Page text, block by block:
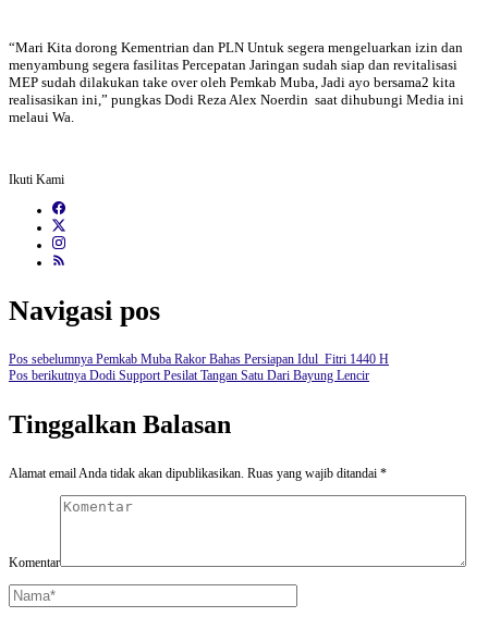
“Mari Kita dorong Kementrian dan PLN Untuk segera mengeluarkan izin dan
menyambung segera fasilitas Percepatan Jaringan sudah siap dan revitalisasi
MEP sudah dilakukan take over oleh Pemkab Muba, Jadi ayo bersama2 kita
realisasikan ini,” pungkas Dodi Reza Alex Noerdin saat dihubungi Media ini
melaui Wa.
Ikuti Kami
Navigasi pos
Pos sebelumnya Pemkab Muba Rakor Bahas Persiapan Idul Fitri 1440 H
Pos berikutnya Dodi Support Pesilat Tangan Satu Dari Bayung Lencir
Tinggalkan Balasan
Alamat email Anda tidak akan dipublikasikan. Ruas yang wajib ditandai *
Komentar